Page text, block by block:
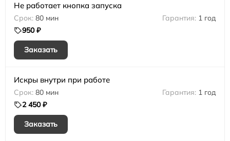
Не работает кнопка запуска
80 мин
1 год
950 ₽
Заказать
Искры внутри при работе
80 мин
1 год
2 450 ₽
Заказать